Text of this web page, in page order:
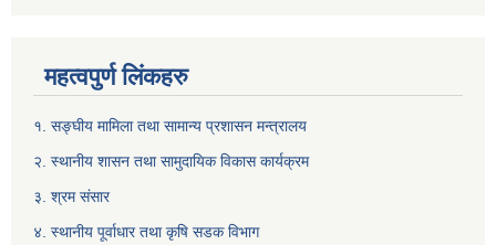
महत्वपुर्ण लिंकहरु
१. सङ्घीय मामिला तथा सामान्य प्रशासन मन्त्रालय
२. स्थानीय शासन तथा सामुदायिक विकास कार्यक्रम
३. श्रम संसार
४. स्थानीय पूर्वाधार तथा कृषि सडक विभाग